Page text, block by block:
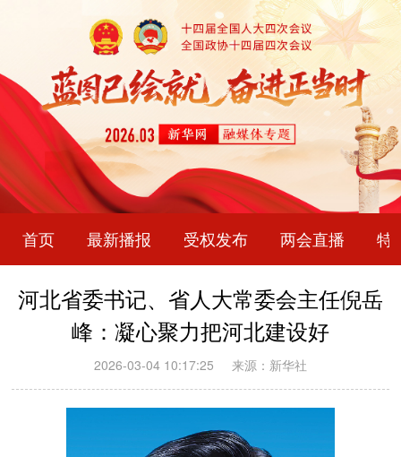
首页 最新播报 受权发布 两会直播 特
河北省委书记、省人大常委会主任倪岳
峰：凝心聚力把河北建设好
2026-03-04 10:17:25 来源：新华社